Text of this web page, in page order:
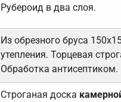
Рубероид в два слоя.
Из обрезного бруса
утепления. Торцевая
Обработка антисептиком.
Строганая доска